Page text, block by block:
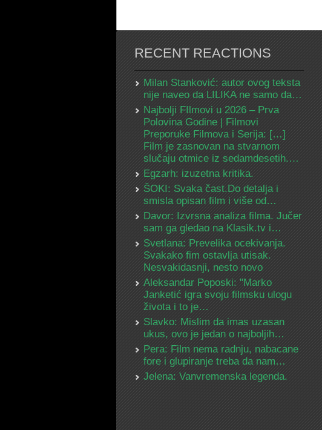
RECENT REACTIONS
Milan Stanković: autor ovog teksta
nije naveo da LILIKA ne samo da…
Najbolji FIlmovi u 2026 – Prva
Polovina Godine | Filmovi
Preporuke Filmova i Serija: […]
Film je zasnovan na stvarnom
slučaju otmice iz sedamdesetih.…
Egzarh: izuzetna kritika.
ŠOKI: Svaka čast.Do detalja i
smisla opisan film i više od…
Davor: Izvrsna analiza filma. Jučer
sam ga gledao na Klasik.tv i…
Svetlana: Prevelika ocekivanja.
Svakako fim ostavlja utisak.
Nesvakidasnji, nesto novo
Aleksandar Poposki: "Marko
Janketić igra svoju filmsku ulogu
života i to je…
Slavko: Mislim da imas uzasan
ukus, ovo je jedan o najboljih…
Pera: Film nema radnju, nabacane
fore i glupiranje treba da nam…
Jelena: Vanvremenska legenda.